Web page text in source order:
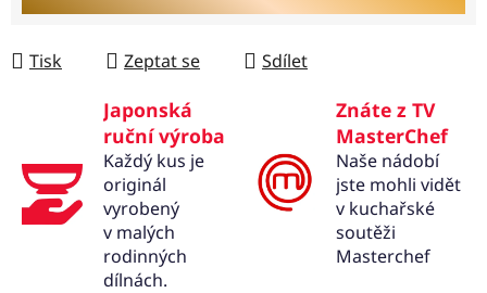
Tisk Zeptat se Sdílet
Japonská
ruční výroba
Každý kus je
originál
vyrobený
v malých
rodinných
dílnách.
Znáte z TV
MasterChef
Naše nádobí
jste mohli vidět
v kuchařské
soutěži
Masterchef